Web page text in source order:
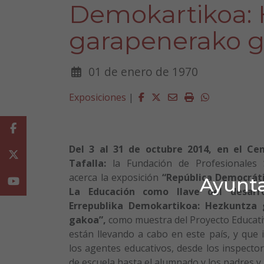
Demokartikoa:
garapenerako
01 de enero de 1970
Exposiciones | Facebook
Twitter
EmailImprimirWhatsapp
Del 3 al 31 de octubre 2014, en el
Tafalla: la Fundación de Profesionales
acerca la exposición “República
La Educación como llave del
Errepublika Demokartikoa: Hezkuntza
gakoa”, como muestra del Proyecto
están llevando a cabo en este país, y que
los agentes educativos, desde los
Facebook
Youtube